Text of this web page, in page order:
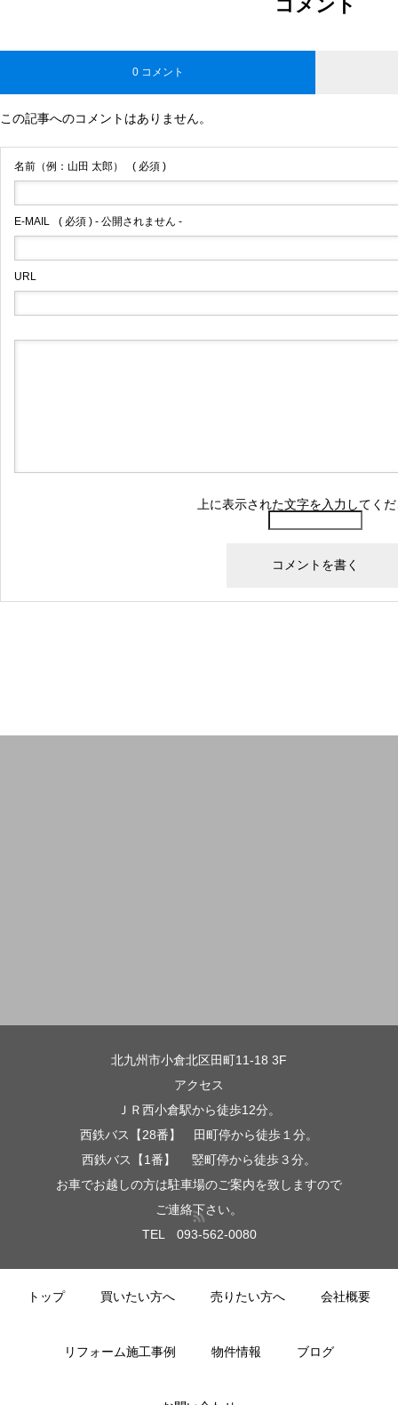
コメント
0 コメント
この記事へのコメントはありません。
名前（例：山田 太郎） ( 必須 )
E-MAIL ( 必須 ) - 公開されません -
URL
上に表示された文字を入力してく
北九州市小倉北区田町11-18 3F
アクセス
ＪＲ西小倉駅から徒歩12分。
西鉄バス【28番】 田町停から徒歩１分。
西鉄バス【1番】 竪町停から徒歩３分。
お車でお越しの方は駐車場のご案内を致しますので
ご連絡下さい。
TEL 093-562-0080
トップ 買いたい方へ 売りたい方へ 会社概要
リフォーム施工事例 物件情報 ブログ